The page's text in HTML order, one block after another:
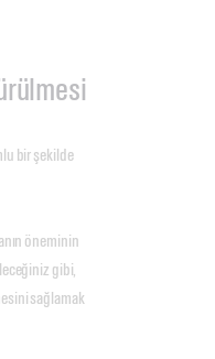
bir şekilde
öneminin
gibi,
sağlamak